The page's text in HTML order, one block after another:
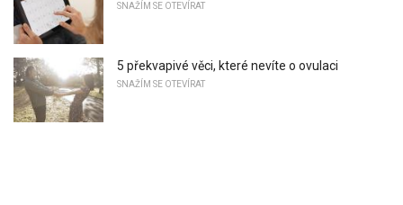
SNAŽÍM SE OTEVÍRAT
5 překvapivé věci, které nevíte o ovulaci
SNAŽÍM SE OTEVÍRAT